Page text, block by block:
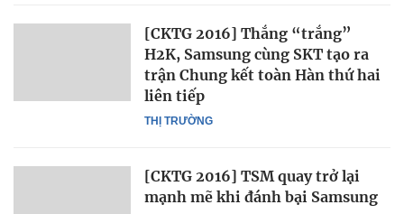
THỊ TRƯỜNG
[CKTG 2016] Thắng “trắng”
H2K, Samsung cùng SKT tạo ra
trận Chung kết toàn Hàn thứ hai
liên tiếp
[CKTG 2016] TSM quay trở lại
mạnh mẽ khi đánh bại Samsung